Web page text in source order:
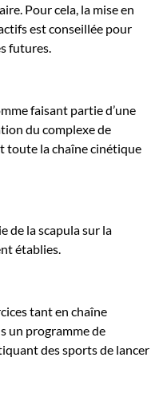
Pour cela, la mise en
est conseillée pour
futures.
faisant partie d’une
du complexe de
toute la chaîne cinétique
de la scapula sur la
établies.
tant en chaîne
un programme de
des sports de lancer